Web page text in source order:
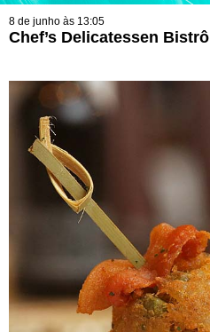
8 de junho às 13:05
Chef’s Delicatessen Bistrô